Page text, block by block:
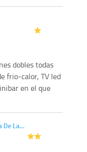
dobles todas
frio-calor, TV led
en el que
De La…